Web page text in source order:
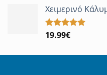
από 5
Χειμερινό
Βαθμολογήθηκε
19.99€